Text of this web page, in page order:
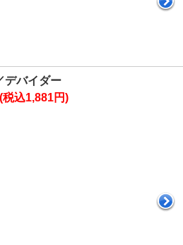
デバイダー
税込1,881円)